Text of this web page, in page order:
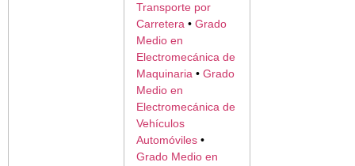
Transporte por
Carretera • Grado
Medio en
Electromecánica de
Maquinaria • Grado
Medio en
Electromecánica de
Vehículos
Automóviles •
Grado Medio en